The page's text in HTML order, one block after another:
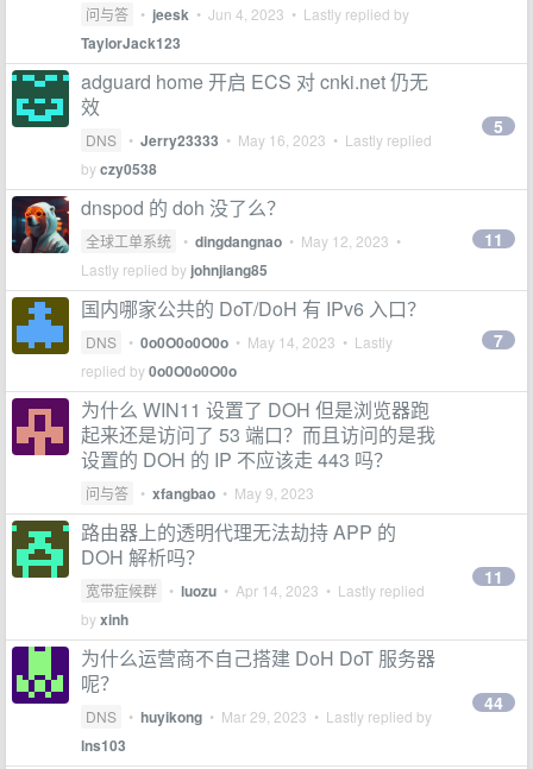
问与答 • jeesk • Jun 4, 2023 • Lastly replied by
TaylorJack123
adguard home 开启 ECS 对 cnki.net 仍无
效
DNS • Jerry23333 • May 16, 2023 • Lastly replied
byczy0538
5
dnspod 的 doh 没了么？
全球工单系统 • dingdangnao • May 12, 2023 •
Lastly replied by johnjiang85
11
国内哪家公共的 DoT/DoH 有 IPv6 入口？
DNS • 0o0O0o0O0o • May 14, 2023 • Lastly
replied by0o0O0o0O0o
7
为什么 WIN11 设置了 DOH 但是浏览器跑
起来还是访问了 53 端口？而且访问的是我
设置的 DOH 的 IP 不应该走 443 吗？
问与答 • xfangbao • May 9, 2023
路由器上的透明代理无法劫持 APP 的
DOH 解析吗？
宽带症候群 • luozu • Apr 14, 2023 • Lastly replied
byxinh
11
为什么运营商不自己搭建 DoH DoT 服务器
呢？
DNS • huyikong • Mar 29, 2023 • Lastly replied by
lns103
44